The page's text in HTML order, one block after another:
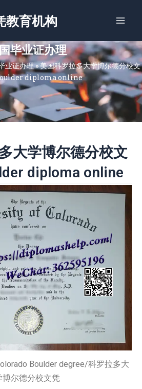
教育机构
毕业证办理
业证办理»美国科罗拉多大学博尔德分校文
diploma online
大学博尔德分校文
diploma online
Boulder degree/科罗拉多大
博尔德分校文凭